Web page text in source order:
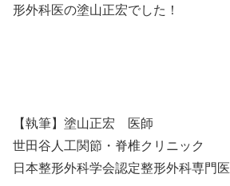
形外科医の塗山正宏でした！
【執筆】塗山正宏 医師
世田谷人工関節・脊椎クリニック
日本整形外科学会認定整形外科専門医